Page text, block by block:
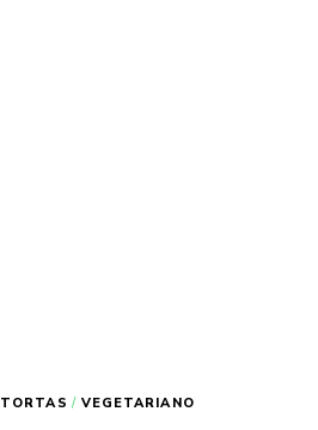
TORTAS / VEGETARIANO